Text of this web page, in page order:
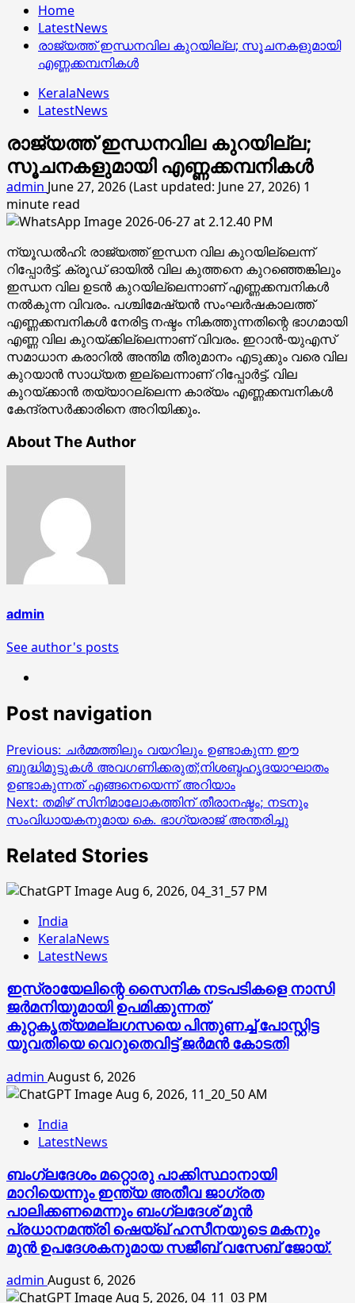
Home
LatestNews
രാജ്യത്ത് ഇന്ധനവില കുറയില്ല; സൂചനകളുമായി
എണ്ണക്കമ്പനികള്‍
KeralaNews
LatestNews
രാജ്യത്ത് ഇന്ധനവില കുറയില്ല;
സൂചനകളുമായി എണ്ണക്കമ്പനികള്‍
admin June 27, 2026 (Last updated: June 27, 2026) 1
minute read
ന്യൂഡല്‍ഹി: രാജ്യത്ത് ഇന്ധന വില കുറയില്ലെന്ന്
റിപ്പോര്‍ട്ട്. ക്രൂഡ് ഓയില്‍ വില കുത്തനെ കുറഞ്ഞെങ്കിലും
ഇന്ധന വില ഉടന്‍ കുറയില്ലെന്നാണ് എണ്ണക്കമ്പനികള്‍
നല്‍കുന്ന വിവരം. പശ്ചിമേഷ്യന്‍ സംഘര്‍ഷകാലത്ത്
എണ്ണക്കമ്പനികള്‍ നേരിട്ട നഷ്ടം നികത്തുന്നതിന്റെ ഭാഗമായി
എണ്ണ വില കുറയ്ക്കില്ലെന്നാണ് വിവരം. ഇറാന്‍-യുഎസ്
സമാധാന കരാറില്‍ അന്തിമ തീരുമാനം എടുക്കും വരെ വില
കുറയാന്‍ സാധ്യത ഇല്ലെന്നാണ് റിപ്പോര്‍ട്ട്. വില
കുറയ്ക്കാന്‍ തയ്യാറല്ലെന്ന കാര്യം എണ്ണക്കമ്പനികള്‍
കേന്ദ്രസര്‍ക്കാരിനെ അറിയിക്കും.
About The Author
admin
See author's posts
Post navigation
Previous: ചർമ്മത്തിലും വയറിലും ഉണ്ടാകുന്ന ഈ
ബുദ്ധിമുട്ടുകൾ അവഗണിക്കരുത്;നിശബ്ദഹൃദയാഘാതം
ഉണ്ടാകുന്നത് എങ്ങനെയെന്ന് അറിയാം
Next: തമിഴ് സിനിമാലോകത്തിന് തീരാനഷ്ടം; നടനും
സംവിധായകനുമായ കെ. ഭാഗ്യരാജ് അന്തരിച്ചു
Related Stories
India
KeralaNews
LatestNews
ഇസ്രായേലിന്റെ സൈനിക നടപടികളെ നാസി
ജര്‍മനിയുമായി ഉപമിക്കുന്നത്
കുറ്റകൃത്യമല്ലഗസയെ പിന്തുണച്ച് പോസ്റ്റിട്ട
യുവതിയെ വെറുതെവിട്ട് ജര്‍മന്‍ കോടതി
admin August 6, 2026
India
LatestNews
ബംഗ്ലദേശം മറ്റൊരു പാക്കിസ്ഥാനായി
മാറിയെന്നും ഇന്ത്യ അതീവ ജാഗ്രത
പാലിക്കണമെന്നും ബംഗ്ലദേശ് മുൻ
പ്രധാനമന്ത്രി ഷെയ്ഖ് ഹസീനയുടെ മകനും
മുൻ ഉപദേശകനുമായ സജീബ് വസേബ് ജോയ്.
admin August 6, 2026